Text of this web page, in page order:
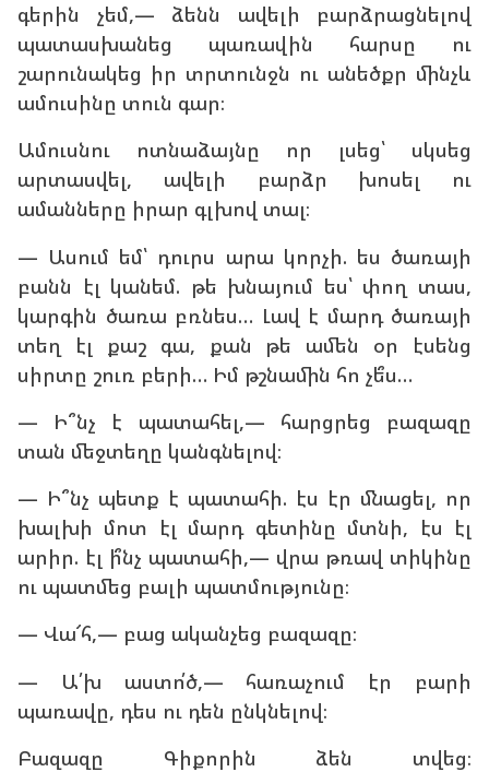
գերին չեմ,— ձենն ավելի բարձրացնելով
պատասխանեց պառավին հարսը ու
շարունակեց իր տրտունջն ու անեծքր մինչև
ամուսինը տուն գար։
Ամուսնու ոտնաձայնը որ լսեց՝ սկսեց
արտասվել, ավելի բարձր խոսել ու
ամանները իրար գլխով տալ։
— Ասում եմ՝ դուրս արա կորչի. ես ծառայի
բանն էլ կանեմ. թե խնայում ես՝ փող տաս,
կարգին ծառա բռնես… Լավ է մարդ ծառայի
տեղ էլ քաշ գա, քան թե ամեն օր էսենց
սիրտը շուռ բերի… Իմ թշնամին հո չե՞ս…
— Ի՞նչ է պատահել,— հարցրեց բազազը
տան մեջտեղը կանգնելով։
— Ի՞նչ պետք է պատահի. էս էր մնացել, որ
խալխի մոտ էլ մարդ գետինը մտնի, էս էլ
արիր. էլ ի՞նչ պատահի,— վրա թռավ տիկինը
ու պատմեց բալի պատմությունը։
— Վա՜հ,— բաց ականչեց բազազը։
— Ա՛խ աստո՛ծ,— հառաչում էր բարի
պառավը, դես ու դեն ընկնելով։
Բազազը Գիքորին ձեն տվեց։